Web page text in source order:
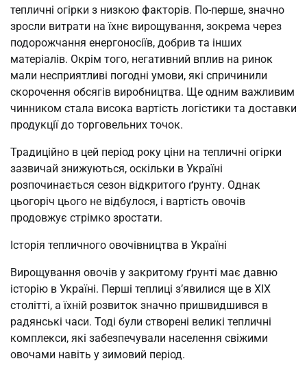
тепличні огірки з низкою факторів. По-перше, значно
зросли витрати на їхнє вирощування, зокрема через
подорожчання енергоносіїв, добрив та інших
матеріалів. Окрім того, негативний вплив на ринок
мали несприятливі погодні умови, які спричинили
скорочення обсягів виробництва. Ще одним важливим
чинником стала висока вартість логістики та доставки
продукції до торговельних точок.
Традиційно в цей період року ціни на тепличні огірки
зазвичай знижуються, оскільки в Україні
розпочинається сезон відкритого ґрунту. Однак
цьогоріч цього не відбулося, і вартість овочів
продовжує стрімко зростати.
Історія тепличного овочівництва в Україні
Вирощування овочів у закритому ґрунті має давню
історію в Україні. Перші теплиці з’явилися ще в XIX
столітті, а їхній розвиток значно пришвидшився в
радянські часи. Тоді були створені великі тепличні
комплекси, які забезпечували населення свіжими
овочами навіть у зимовий період.